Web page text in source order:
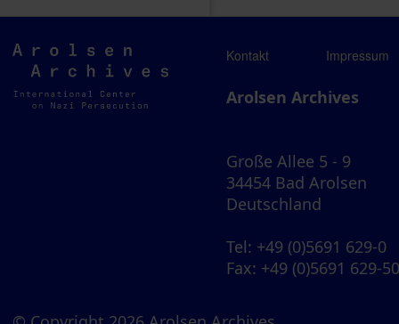
Arolsen
Archives
Kontakt Impressum
Arolsen Archives
Große Allee 5 - 9
34454 Bad Arolsen
Deutschland
Tel: +49 (0)5691 629-0
Fax: +49 (0)5691 629-